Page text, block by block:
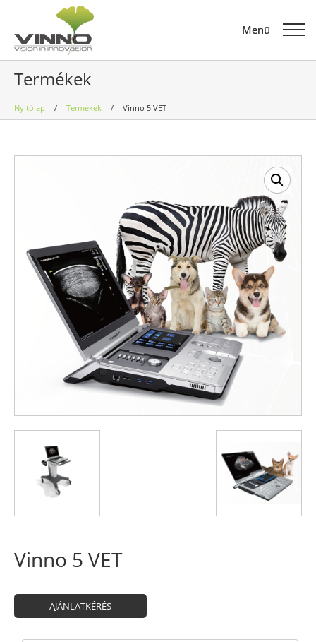
Menü
Menü
Termékek
Nyitólap / Termékek / Vinno 5 VET
Vinno 5 VET
AJÁNLATKÉRÉS